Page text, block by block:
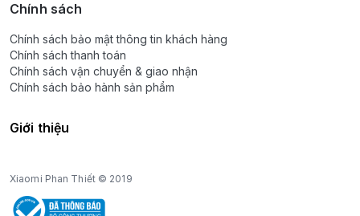
Chính sách
Chính sách bảo mật thông tin khách hàng
Chính sách thanh toán
Chính sách vận chuyển & giao nhận
Chính sách bảo hành sản phẩm
Giới thiệu
Xiaomi Phan Thiết © 2019